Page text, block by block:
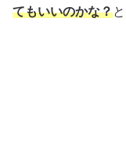
てもいいのかな？